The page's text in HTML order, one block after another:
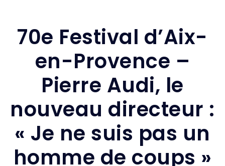
70e Festival d’Aix-
en-Provence –
Pierre Audi, le
nouveau directeur :
« Je ne suis pas un
homme de coups »